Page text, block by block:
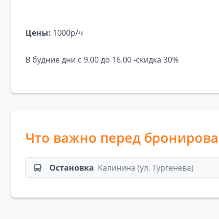
Цены: 1000р/ч
В будние дни с 9.00 до 16.00 -скидка 30%
Что важно перед
Остановка Калинина (ул. Тургенева)